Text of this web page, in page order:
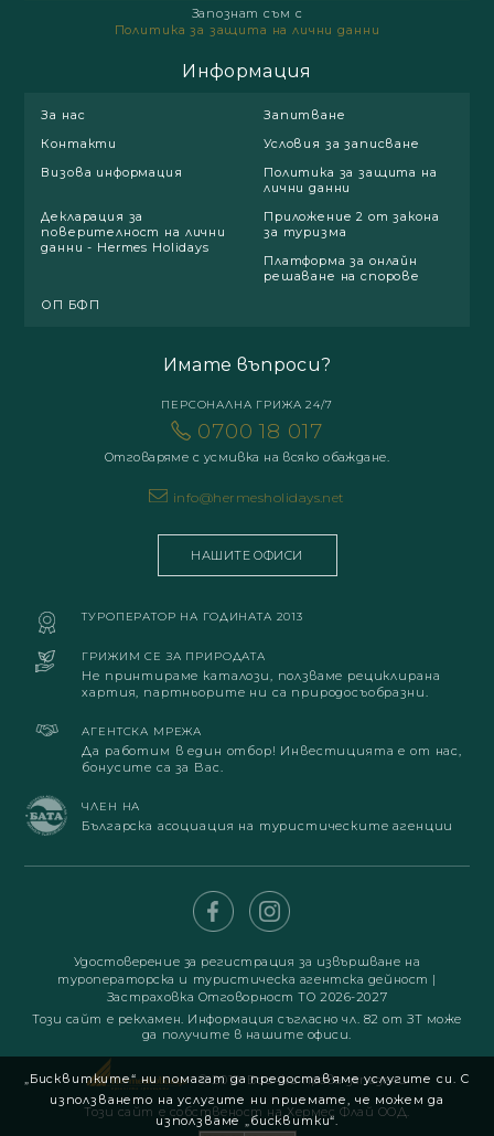
Запознат съм с
Политика за защита на лични данни
Информация
За нас
Запитване
Контакти
Условия за записване
Визова информация
Политика за защита на
лични данни
Декларация за
поверителност на лични
данни - Hermes Holidays
Приложение 2 от закона
за туризма
Платформа за онлайн
решаване на спорове
ОП БФП
Имате въпроси?
ПЕРСОНАЛНА ГРИЖА 24/7
0700 18 017
Отговаряме с усмивка на всяко обаждане.
info@hermesholidays.net
НАШИТЕ ОФИСИ
ТУРОПЕРАТОР НА ГОДИНАТА 2013
ГРИЖИМ СЕ ЗА ПРИРОДАТА
Не принтираме каталози, ползваме рециклирана
хартия, партньорите ни са природосъобразни.
АГЕНТСКА МРЕЖА
Да работим в един отбор! Инвестицията е от нас,
бонусите са за Вас.
ЧЛЕН НА
Българска асоциация на туристическите агенции
Удостоверение за регистрация за извършване на
туроператорска и туристическа агентска дейност |
Застраховка Отговорност ТО 2026-2027
Този сайт е рекламен. Информация съгласно чл. 82 от ЗТ може
да получите в нашите офиси.
© 2019. Всички права запазени
Този сайт е собственост на Хермес Флай ООД.
„Бисквитките“ ни помагат да предоставяме услугите си. С
използването на услугите ни приемате, че можем да
използваме „бисквитки“.